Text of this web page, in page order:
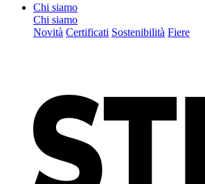
Chi siamo
Chi siamo
Novità Certificati Sostenibilità Fiere